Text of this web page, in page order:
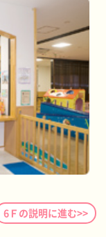
6Ｆの説明に進む>>